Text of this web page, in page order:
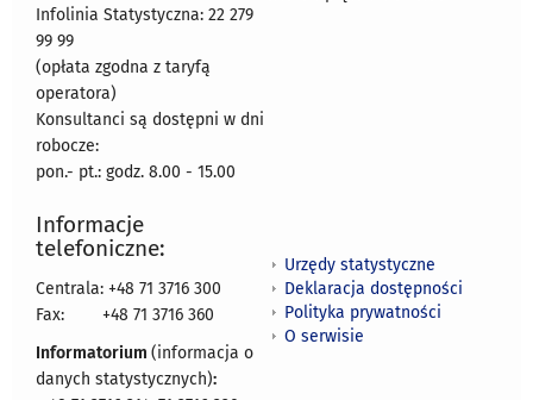
Infolinia Statystyczna: 22 279
99 99
(opłata zgodna z taryfą
operatora)
Konsultanci są dostępni w dni
robocze:
pon.- pt.: godz. 8.00 - 15.00
Informacje
telefoniczne:
Centrala: +48 71 3716 300
Fax:
+48 71 3716 360
Informatorium (informacja o
danych statystycznych):
Urzędy statystyczne
Deklaracja dostępności
Polityka prywatności
O serwisie